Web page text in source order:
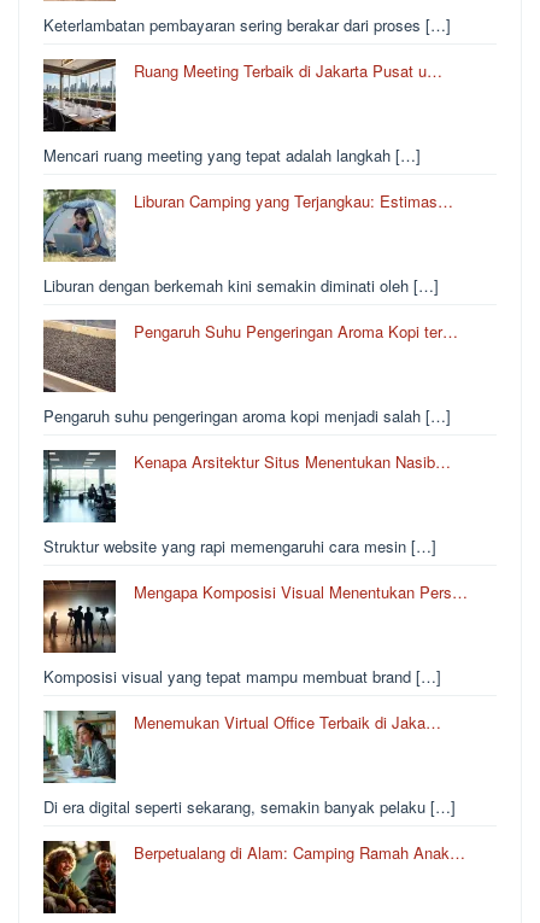
Keterlambatan pembayaran sering berakar dari proses […]
Ruang Meeting Terbaik di Jakarta Pusat u…
Mencari ruang meeting yang tepat adalah langkah […]
Liburan Camping yang Terjangkau: Estimas…
Liburan dengan berkemah kini semakin diminati oleh […]
Pengaruh Suhu Pengeringan Aroma Kopi ter…
Pengaruh suhu pengeringan aroma kopi menjadi salah […]
Kenapa Arsitektur Situs Menentukan Nasib…
Struktur website yang rapi memengaruhi cara mesin […]
Mengapa Komposisi Visual Menentukan Pers…
Komposisi visual yang tepat mampu membuat brand […]
Menemukan Virtual Office Terbaik di Jaka…
Di era digital seperti sekarang, semakin banyak pelaku […]
Berpetualang di Alam: Camping Ramah Anak…